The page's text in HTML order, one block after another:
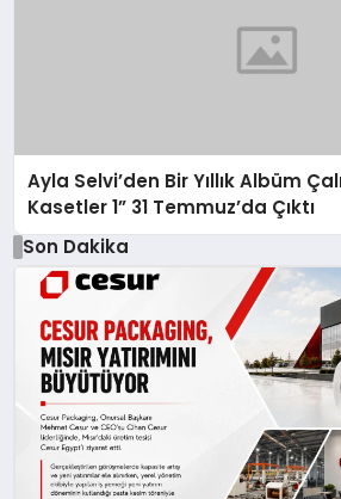
Ayla Selvi’den Bir Yıllık Albüm
Kasetler 1” 31 Temmuz’da Çıktı
Son Dakika